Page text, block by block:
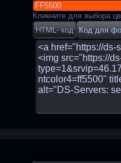
Кликните для выбора